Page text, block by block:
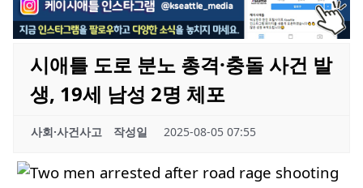
시애틀 도로 분노 총격·충돌 사건 발
생, 19세 남성 2명 체포
사회·사건사고 작성일 2025-08-05 07:55